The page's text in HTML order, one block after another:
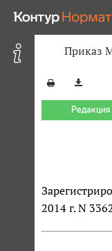
Приказ
Редакция
2014 г. N